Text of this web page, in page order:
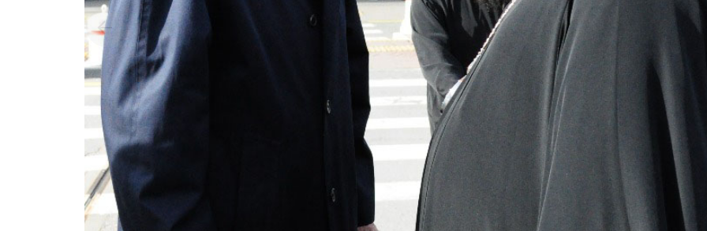
18.12.2025